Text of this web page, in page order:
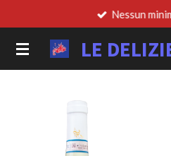
al
contenuto
LE
Nessun